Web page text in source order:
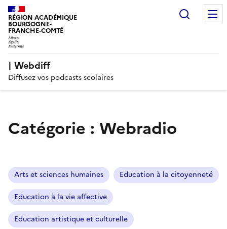
RÉGION ACADÉMIQUE
BOURGOGNE-
FRANCHE-COMTÉ
| Webdiff
Diffusez vos podcasts scolaires
Catégorie : Webradio
Arts et sciences humaines Education à la citoyenneté
Education à la vie affective
Education artistique et culturelle